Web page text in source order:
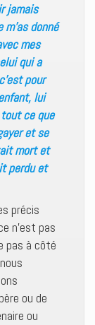
jamais
donné
mes
qui a
pour
lui
ce que
et se
mort et
perdu et
précis
n’est pas
pas à côté
ou de
ou